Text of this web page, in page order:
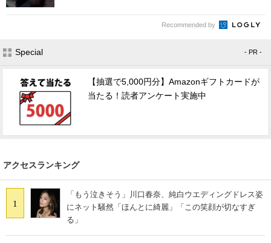
Recommended by
Special - PR -
【抽選で5,000円分】Amazonギフトカードが
当たる！読者アンケート実施中
アクセスランキング
1
「もう泣きそう」川口春奈、純白ウエディングドレス姿
にネット騒然「ほんとに綺麗」「この笑顔が切なすぎ
る」